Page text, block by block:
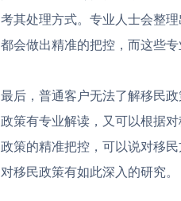
考其处理方式。专业人士会整
都会做出精准的把控，而这些
最后，普通客户无法了解移民
政策有专业解读，又可以根据
政策的精准把控，可以说对移
对移民政策有如此深入的研究。